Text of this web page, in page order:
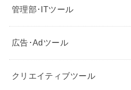
管理部･ITツール
広告･Adツール
クリエイティブツール